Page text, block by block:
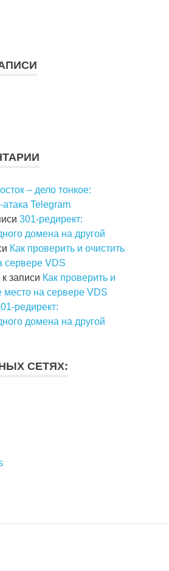
– дело тонкое:
Telegram
301-редирект:
домена на другой
Как проверить и очистить
сервере VDS
к записи Как проверить и
место на сервере VDS
редирект:
домена на другой
СЕТЯХ: